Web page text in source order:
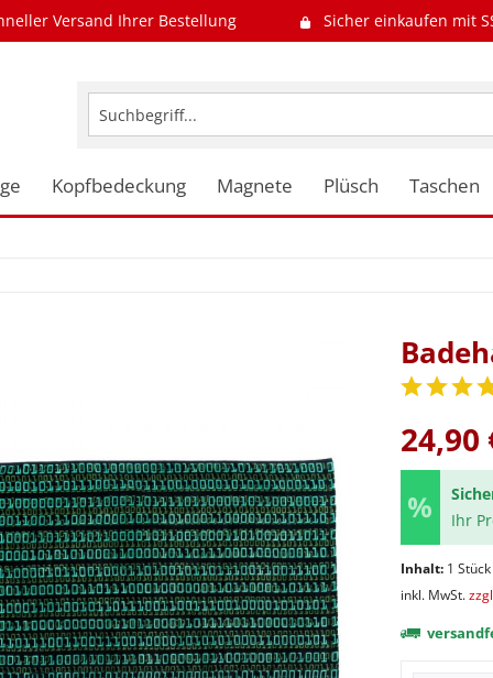
Versand Ihrer Bestellung Sicher einkaufen mit
Kopfbedeckung Magnete Plüsch Taschen
24,90
Ihr
Inhalt: 1 Stück
inkl. MwSt.